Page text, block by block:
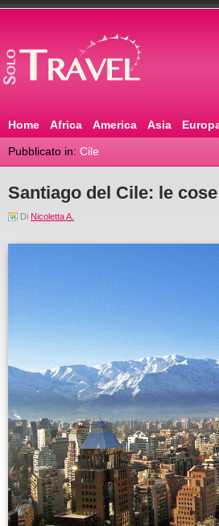
Home Africa America Asia
Pubblicato in: Cile
Santiago del Cile: le
Di Nicoletta A.